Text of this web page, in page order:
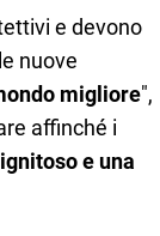
e devono
nuove
migliore",
affinché i
e una